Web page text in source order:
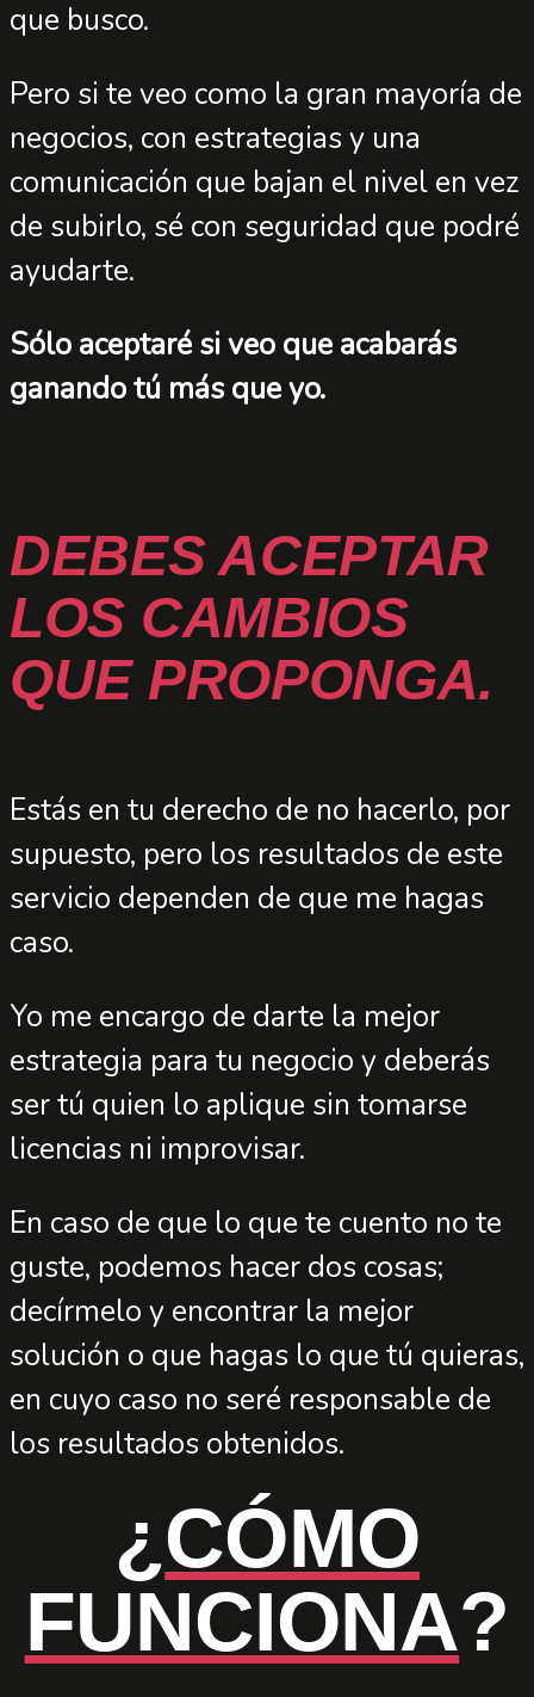
que busco.
Pero si te veo como la gran mayoría de
negocios, con estrategias y una
comunicación que bajan el nivel en vez
de subirlo, sé con seguridad que podré
ayudarte.
Sólo aceptaré si veo que acabarás
ganando tú más que yo.
DEBES ACEPTAR
LOS CAMBIOS
QUE PROPONGA.
Estás en tu derecho de no hacerlo, por
supuesto, pero los resultados de este
servicio dependen de que me hagas
caso.
Yo me encargo de darte la mejor
estrategia para tu negocio y deberás
ser tú quien lo aplique sin tomarse
licencias ni improvisar.
En caso de que lo que te cuento no te
guste, podemos hacer dos cosas;
decírmelo y encontrar la mejor
solución o que hagas lo que tú quieras,
en cuyo caso no seré responsable de
los resultados obtenidos.
¿CÓMO
FUNCIONA?